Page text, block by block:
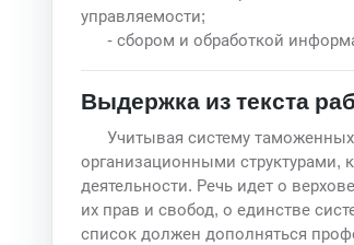
управляемости;
- сбором и обработкой
Выдержка из текста
Учитывая систему
организационными структурами,
деятельности. Речь идет о
их прав и свобод, о единстве
список должен дополняться